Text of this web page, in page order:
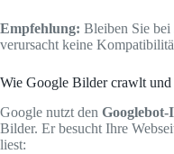
Empfehlung: Bleiben Sie
verursacht keine
Wie Google Bilder crawlt
Google nutzt den Googlebot-
Bilder. Er besucht Ihre
liest: